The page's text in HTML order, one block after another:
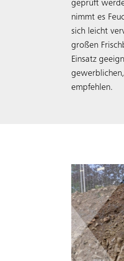
geprüft
nimmt es
sich leicht
großen
Einsatz
empfehlen.